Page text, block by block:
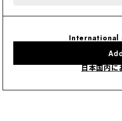
International
日本国内に